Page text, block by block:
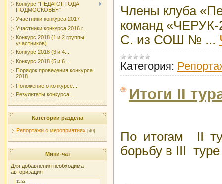
Конкурс "ПЕДАГОГ ГОДА
ПОДМОСКОВЬЯ"
Участники конкурса 2017
Участники конкурса 2016 г.
Конкурс 2018 (1 и 2 группы
участников)
Конкурс 2018 (3 и 4...
Конкурс 2018 (5 и 6 ...
Порядок проведения конкурса
2018
Положение о конкурсе...
Результаты конкурса ...
Категории раздела
Репортажи о мероприятиях [40]
Мини-чат
Для добавления необходима
авторизация
Члены клуба
команд «ЧЕРУК-
С. из СОШ № ...
Категория:
Итоги II
По итогам II
борьбу в III туре